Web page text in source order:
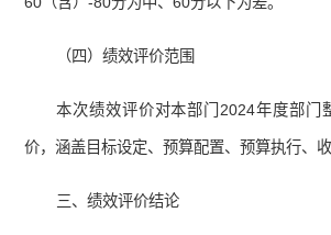
（四）绩效评价范围
本次绩效评价对本部门2024年度部门
价，涵盖目标设定、预算配置、预算执行、
三、绩效评价结论